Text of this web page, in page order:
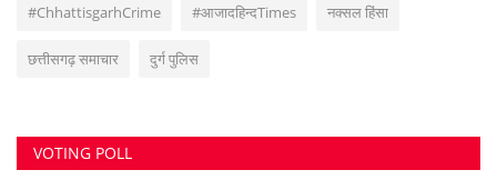
#ChhattisgarhCrime #आजादहिन्दTimes नक्सल हिंसा
छत्तीसगढ़ समाचार दुर्ग पुलिस
VOTING POLL